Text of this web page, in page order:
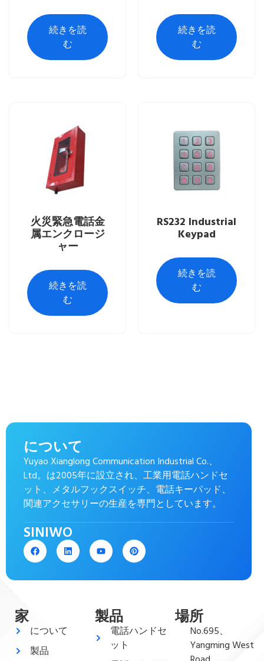
続きを読
む
続きを読
む
火災緊急電話金
属エンクロージ
ャー
続きを読
む
RS232 Industrial
Keypad
続きを読
む
について
Yuyao Xianglong Communication Industrial Co.、
Ltd。は2005年に設立され、工業用電話ハンドセ
ット、メタルフックスイッチ、電話キーパッド、
関連アクセサリーの生産を専門としています。
SINIWO
家
について
製品
製品
電話ハンドセ
ット
場所
No.695、
Yangming West